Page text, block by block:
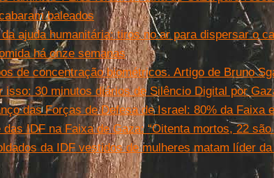
baleados
ajuda humanitária: tiros no ar para dispersar o
há onze semanas
de concentração biométricos. Artigo de Bruno
isso: 30 minutos diários de Silêncio Digital por
das Forças de Defesa de Israel: 80% da Faixa
IDF na Faixa de Gaza: “Oitenta mortos, 22 são
da IDF vestidos de mulheres matam líder